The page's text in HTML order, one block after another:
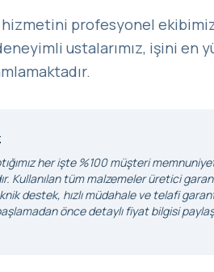
hizmetini profesyonel
ustalarımız, işini en
her işte %100 müşteri
Kullanılan tüm malzemeler üretici
destek, hızlı müdahale ve telafi
önce detaylı fiyat bilgisi